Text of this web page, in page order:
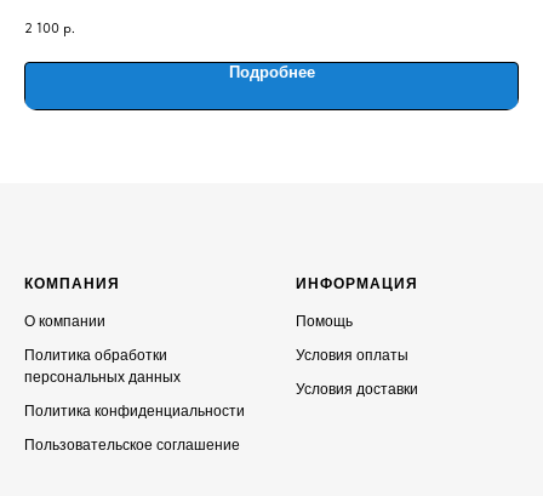
2 100 р.
Подробнее
КОМПАНИЯ
О компании
Политика обработки
персональных данных
Политика конфиденциальности
Пользовательское соглашение
ИНФОРМАЦИЯ
Помощь
Условия оплаты
Условия доставки